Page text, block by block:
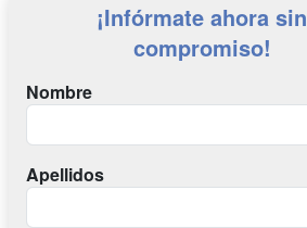
¡Infórmate ahora sin
compromiso!
Nombre
Apellidos